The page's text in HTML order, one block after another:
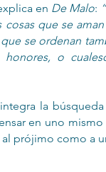
en De Malo:
que se
se ordenan
honores, o
la
en uno
al prójimo como a